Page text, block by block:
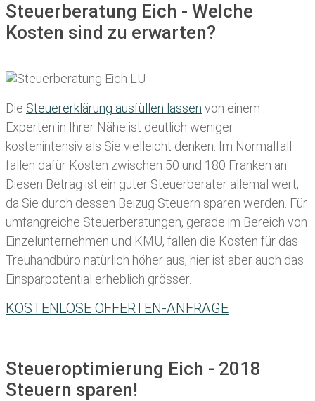
Steuerberatung Eich - Welche
Kosten sind zu erwarten?
Die Steuererklärung ausfüllen lassen von einem
Experten in Ihrer Nähe ist deutlich weniger
kostenintensiv als Sie vielleicht denken. Im Normalfall
fallen dafür Kosten zwischen 50 und 180 Franken an.
Diesen Betrag ist ein guter Steuerberater allemal wert,
da Sie durch dessen Beizug Steuern sparen werden. Für
umfangreiche Steuerberatungen, gerade im Bereich von
Einzelunternehmen und KMU, fallen die Kosten für das
Treuhandbüro natürlich höher aus, hier ist aber auch das
Einsparpotential erheblich grösser.
KOSTENLOSE OFFERTEN-ANFRAGE
Steueroptimierung Eich - 2018
Steuern sparen!